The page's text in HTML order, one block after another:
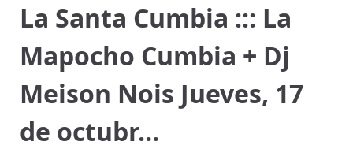
La Santa Cumbia ::: La
Mapocho Cumbia + Dj
Meison Nois Jueves, 17
de octubr…